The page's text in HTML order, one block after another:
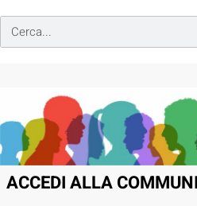
ACCEDI ALLA